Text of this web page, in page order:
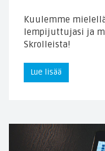
Kuulemme
lempijuttujasi ja
Skrolleista!
Lue lisää